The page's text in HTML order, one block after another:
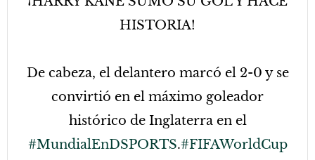
HISTORIA!
De cabeza, el delantero marcó el 2-0 y se
convirtió en el máximo goleador
histórico de Inglaterra en el
#MundialEnDSPORTS.#FIFAWorldCup